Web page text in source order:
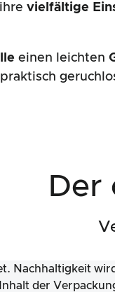
vielfältige
einen leichten
Der
Nachhaltigkeit
der